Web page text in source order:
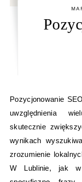
Pozycjonowanie
uwzględnienia
skutecznie
wynikach
zrozumienie
W Lublinie, jak